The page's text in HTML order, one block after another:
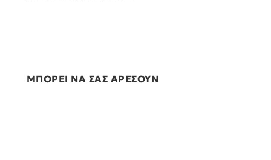
ΜΠΟΡΕΙ ΝΑ ΣΑΣ ΑΡΕΣΟΥΝ